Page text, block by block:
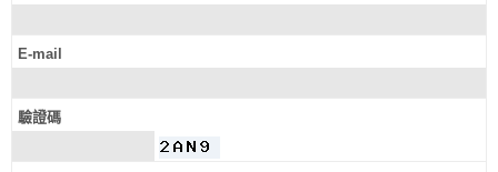
E-mail
驗證碼